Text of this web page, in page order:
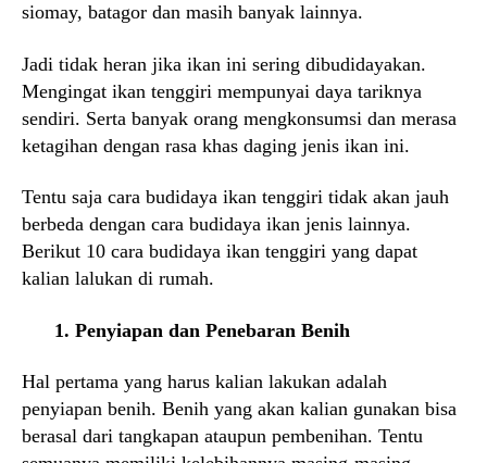
siomay, batagor dan masih banyak lainnya.
Jadi tidak heran jika ikan ini sering dibudidayakan.
Mengingat ikan tenggiri mempunyai daya tariknya
sendiri. Serta banyak orang mengkonsumsi dan merasa
ketagihan dengan rasa khas daging jenis ikan ini.
Tentu saja cara budidaya ikan tenggiri tidak akan jauh
berbeda dengan cara budidaya ikan jenis lainnya.
Berikut 10 cara budidaya ikan tenggiri yang dapat
kalian lalukan di rumah.
1. Penyiapan dan Penebaran Benih
Hal pertama yang harus kalian lakukan adalah
penyiapan benih. Benih yang akan kalian gunakan bisa
berasal dari tangkapan ataupun pembenihan. Tentu